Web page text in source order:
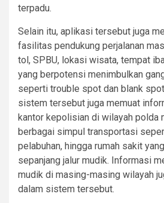
terpadu.
Selain itu, aplikasi tersebut juga
fasilitas pendukung perjalanan
tol, SPBU, lokasi wisata, tempat
yang berpotensi menimbulkan
seperti trouble spot dan blank
sistem tersebut juga memuat
kantor kepolisian di wilayah polda
berbagai simpul transportasi
pelabuhan, hingga rumah sakit
sepanjang jalur mudik. Informasi
mudik di masing-masing wilayah
dalam sistem tersebut.